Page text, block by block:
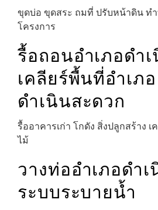
ขุดบ่อ ขุดสระ ถมที่ ปรับหน้าดิน ทำ
โครงการ
รื้อถอนอำเภอดำ
เคลียร์พื้นที่อำเภอ
ดำเนินสะดวก
รื้ออาคารเก่า โกดัง สิ่งปลูกสร้าง เ
ไม้
วางท่ออำเภอดำ
ระบบระบายน้ำ